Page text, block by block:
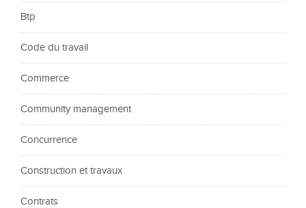
Btp
Code du travail
Commerce
Community management
Concurrence
Construction et travaux
Contrats